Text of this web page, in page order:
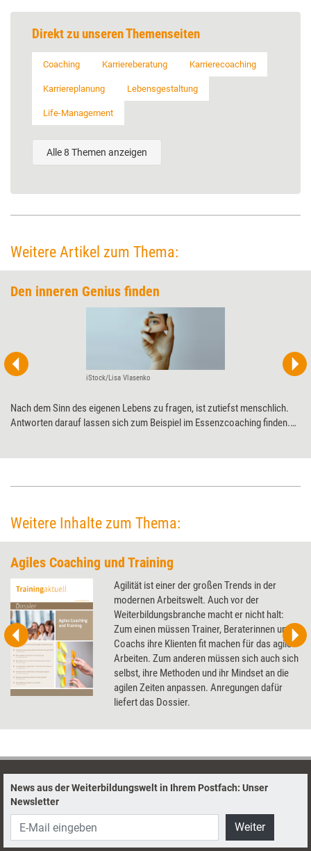
Direkt zu unseren Themenseiten
Coaching Karriereberatung Karrierecoaching
Karriereplanung Lebensgestaltung
Life-Management
Alle 8 Themen anzeigen
Weitere Artikel zum Thema:
Den inneren Genius finden
iStock/Lisa Vlasenko
Nach dem Sinn des eigenen Lebens zu fragen, ist zutiefst menschlich.
Antworten darauf lassen sich zum Beispiel im Essenzcoaching finden.
Weitere Inhalte zum Thema:
Agiles Coaching und Training
Agilität ist einer der großen Trends in der
modernen Arbeitswelt. Auch vor der
Weiterbildungsbranche macht er nicht halt:
Zum einen müssen Trainer, Beraterinnen und
Coachs ihre Klienten fit machen für das agile
Arbeiten. Zum anderen müssen sich auch sich
selbst, ihre Methoden und ihr Mindset an die
agilen Zeiten anpassen. Anregungen dafür
liefert das Dossier.
News aus der Weiterbildungswelt in Ihrem Postfach: Unser
Newsletter
Weiter